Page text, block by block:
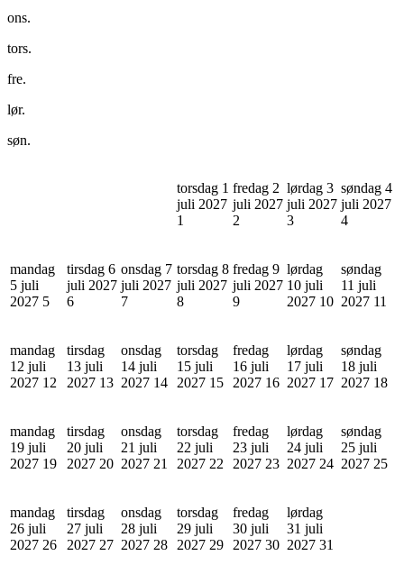
ons.
tors.
fre.
lør.
søn.
torsdag 1
juli 2027
1
fredag 2
juli 2027
2
lørdag 3
juli 2027
3
søndag 4
juli 2027
4
mandag
5 juli
2027 5
tirsdag 6
juli 2027
6
onsdag 7
juli 2027
7
torsdag 8
juli 2027
8
fredag 9
juli 2027
9
lørdag
10 juli
2027 10
søndag
11 juli
2027 11
mandag
12 juli
2027 12
tirsdag
13 juli
2027 13
onsdag
14 juli
2027 14
torsdag
15 juli
2027 15
fredag
16 juli
2027 16
lørdag
17 juli
2027 17
søndag
18 juli
2027 18
mandag
19 juli
2027 19
tirsdag
20 juli
2027 20
onsdag
21 juli
2027 21
torsdag
22 juli
2027 22
fredag
23 juli
2027 23
lørdag
24 juli
2027 24
søndag
25 juli
2027 25
mandag
26 juli
2027 26
tirsdag
27 juli
2027 27
onsdag
28 juli
2027 28
torsdag
29 juli
2027 29
fredag
30 juli
2027 30
lørdag
31 juli
2027 31